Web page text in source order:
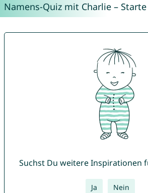
Namens-Quiz mit Charlie –
Suchst Du weitere Inspirationen
Ja Nein